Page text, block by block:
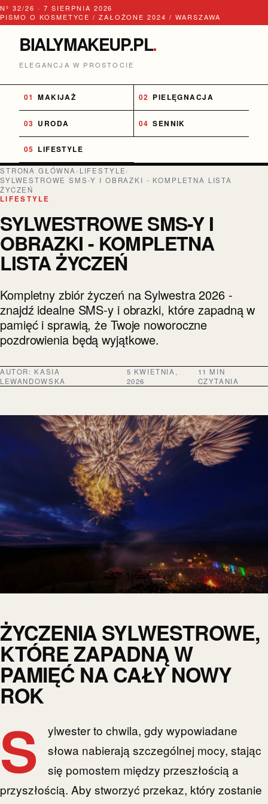
Nº 32/26 · 7 SIERPNIA 2026
PISMO O KOSMETYCE / ZAŁOŻONE 2024 / WARSZAWA
BIALYMAKEUP.PL.
ELEGANCJA W PROSTOCIE
MAKIJAŻ PIELĘGNACJA
URODA SENNIK
LIFESTYLE
STRONA GŁÓWNA› LIFESTYLE›
SYLWESTROWE SMS-Y I OBRAZKI - KOMPLETNA LISTA
ŻYCZEŃ
LIFESTYLE
SYLWESTROWE SMS-Y I
OBRAZKI - KOMPLETNA
LISTA ŻYCZEŃ
Kompletny zbiór życzeń na Sylwestra 2026 -
znajdź idealne SMS-y i obrazki, które zapadną w
pamięć i sprawią, że Twoje noworoczne
pozdrowienia będą wyjątkowe.
AUTOR: KASIA
LEWANDOWSKA
5 KWIETNIA,
2026
11 MIN
CZYTANIA
ŻYCZENIA SYLWESTROWE,
KTÓRE ZAPADNĄ W
PAMIĘĆ NA CAŁY NOWY
ROK
S
ylwester to chwila, gdy wypowiadane
słowa nabierają szczególnej mocy, stając
się pomostem między przeszłością a
przyszłością. Aby stworzyć przekaz, który zostanie